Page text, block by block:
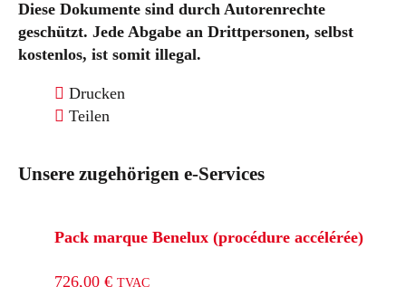
Diese Dokumente sind durch Autorenrechte
geschützt. Jede Abgabe an Drittpersonen, selbst
kostenlos, ist somit illegal.
Drucken
Teilen
Unsere zugehörigen e-Services
Pack marque Benelux (procédure accélérée)
726,00 € TVAC